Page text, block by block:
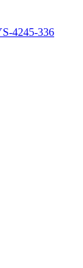
4245-336